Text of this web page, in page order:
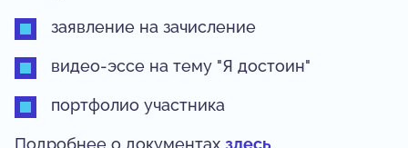
заявление на зачисление
видео-эссе на тему "Я достоин"
портфолио участника